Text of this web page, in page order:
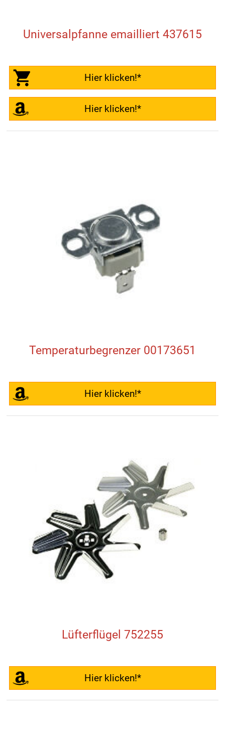
Universalpfanne emailliert 437615
Hier klicken!*
Hier klicken!*
Temperaturbegrenzer 00173651
Hier klicken!*
Lüfterflügel 752255
Hier klicken!*